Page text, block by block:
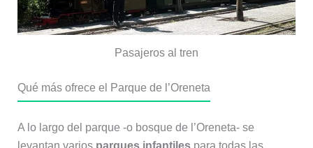
Pasajeros al tren
Qué más ofrece el Parque de l’Oreneta
A lo largo del parque -o bosque de l’Oreneta- se
levantan varios parques infantilespara todas las